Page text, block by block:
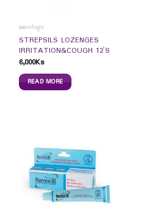
ဆေးဝါးများ
STREPSILS LOZENGES
IRRITATION&COUGH 12`S
6,000Ks
READ MORE